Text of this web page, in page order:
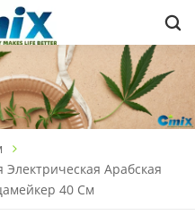
Арабская
40 См